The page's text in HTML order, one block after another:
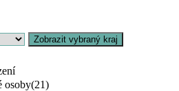
Zobrazit vybraný kraj
osoby(21)